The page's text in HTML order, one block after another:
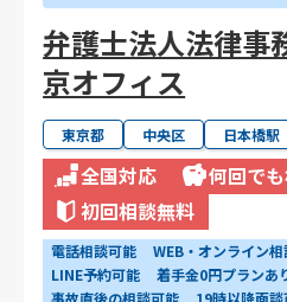
弁護士法人法律事
京オフィス
東京都 中央区 日本橋駅
全国対応
何回で
初回相談無料
電話相談可能 WEB・オンライン
LINE予約可能
着手金0円プランあ
事故直後の相談可能
19時以降面